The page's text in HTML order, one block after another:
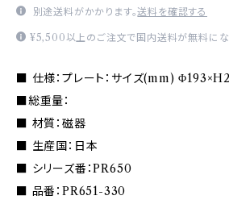
別途送料がかかります。送料を確認する
¥5,500以上のご注文で国内送料が無料にな
■ 仕様：プレート：サイズ(mm)
■総重量：
■ 材質：磁器
■ 生産国：日本
■ シリーズ番：PR650
■ 品番：PR651-330